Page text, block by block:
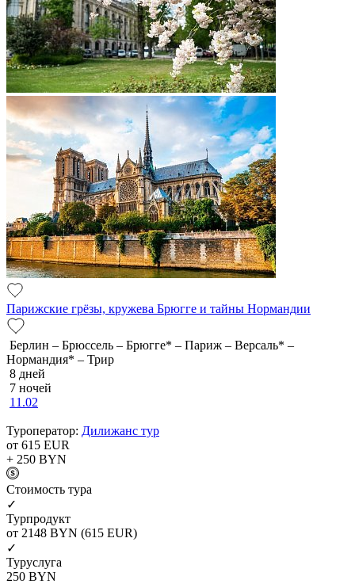
Парижские грёзы, кружева Брюгге и тайны Нормандии
Берлин – Брюссель – Брюгге* – Париж – Версаль* –
Нормандия* – Трир
8 дней
7 ночей
11.02
Туроператор: Дилижанс тур
от 615 EUR
+ 250 BYN
Cтоимость тура
✓
Турпродукт
от 2148 BYN (615 EUR)
✓
Туруслуга
250 BYN